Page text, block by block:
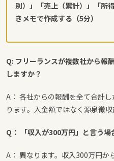
別）」「売上（累計）」「所
きメモで作成する（5分）
Q: フリーランスが複数社から報
しますか？
A： 各社からの報酬を全て合計
ります。入金額ではなく源泉徴
Q： 「収入が300万円」と言う
A： 異なります。収入300万円か